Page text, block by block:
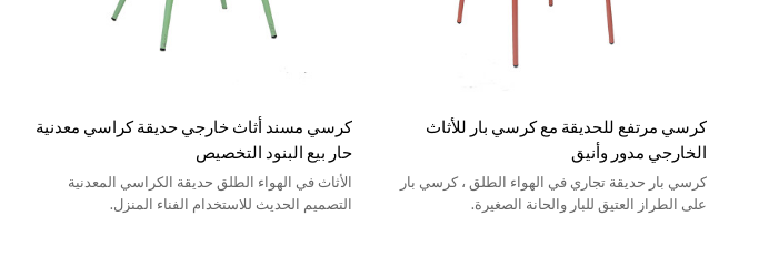
كرسي مرتفع للحديقة مع كرسي بار للأثاث
الخارجي مدور وأنيق
كرسي بار حديقة تجاري في الهواء الطلق ، كرسي بار
على الطراز العتيق للبار والحانة الصغيرة.
كرسي مسند أثاث خارجي حديقة كراسي معدنية
حار بيع البنود التخصيص
الأثاث في الهواء الطلق حديقة الكراسي المعدنية
التصميم الحديث للاستخدام الفناء المنزل.